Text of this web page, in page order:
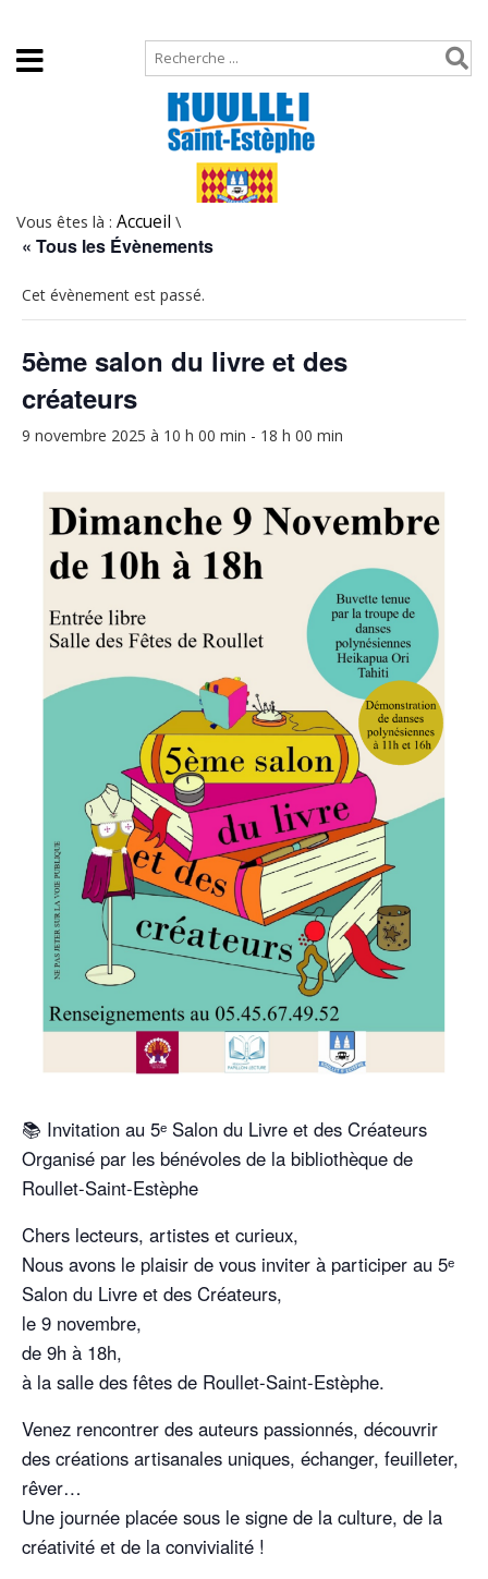
Vous êtes là : Accueil \
« Tous les Évènements
Cet évènement est passé.
5ème salon du livre et des
créateurs
9 novembre 2025 à 10 h 00 min - 18 h 00 min
📚 Invitation au 5ᵉ Salon du Livre et des Créateurs
Organisé par les bénévoles de la bibliothèque de
Roullet-Saint-Estèphe
Chers lecteurs, artistes et curieux,
Nous avons le plaisir de vous inviter à participer au 5ᵉ
Salon du Livre et des Créateurs,
le 9 novembre,
de 9h à 18h,
à la salle des fêtes de Roullet-Saint-Estèphe.
Venez rencontrer des auteurs passionnés, découvrir
des créations artisanales uniques, échanger, feuilleter,
rêver…
Une journée placée sous le signe de la culture, de la
créativité et de la convivialité !